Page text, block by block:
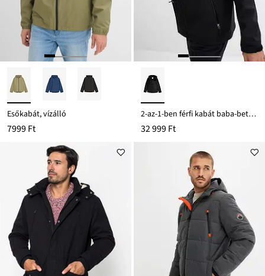
Esőkabát, vízálló
7999 Ft
2-az-1-ben férfi kabát baba-betéttel
32 999 Ft